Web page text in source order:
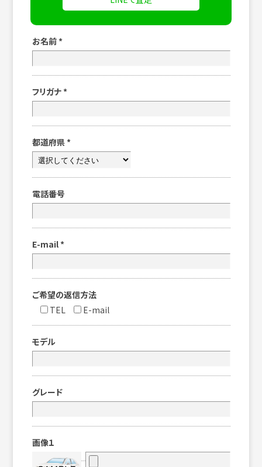
お名前 *
フリガナ *
都道府県 *
電話番号
E-mail *
ご希望の返信方法
TEL
E-mail
モデル
グレード
画像１